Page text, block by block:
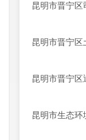
昆明市晋宁
昆明市晋宁
昆明市晋宁
昆明市生态